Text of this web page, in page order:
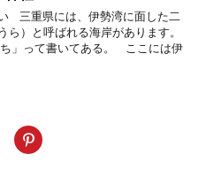
三重県には、伊勢湾に面した二
ら）と呼ばれる海岸があります。
」って書いてある。 ここには伊